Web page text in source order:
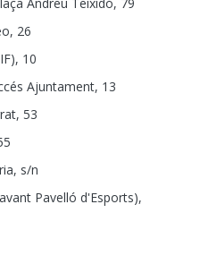
26
10
Ajuntament, 13
53
s/n
Pavelló d'Esports),